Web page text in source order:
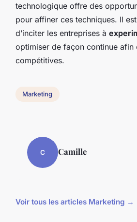
technologique offre des
pour affiner ces techniques. Il
d’inciter les entreprises à
optimiser de façon continue afin
compétitives.
Marketing
C Camille
Voir tous les articles Marketing →